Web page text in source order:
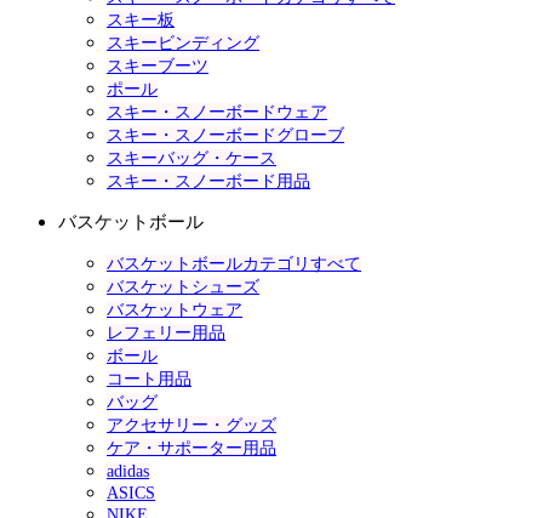
スキー板
スキービンディング
スキーブーツ
ポール
スキー・スノーボードウェア
スキー・スノーボードグローブ
スキーバッグ・ケース
スキー・スノーボード用品
バスケットボール
バスケットボールカテゴリすべて
バスケットシューズ
バスケットウェア
レフェリー用品
ボール
コート用品
バッグ
アクセサリー・グッズ
ケア・サポーター用品
adidas
ASICS